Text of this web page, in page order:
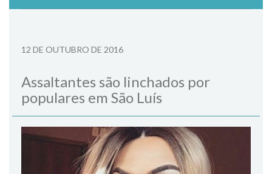
12 DE OUTUBRO DE 2016
Assaltantes são linchados por
populares em São Luís